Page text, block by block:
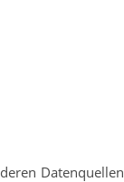
Datenquellen